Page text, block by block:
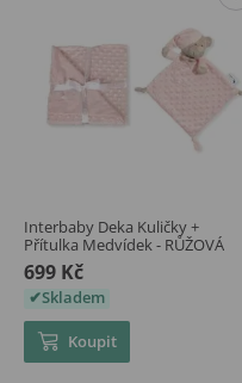
Interbaby Deka Kuličky +
Přítulka Medvídek - RŮŽOVÁ
699 Kč
Skladem
Koupit